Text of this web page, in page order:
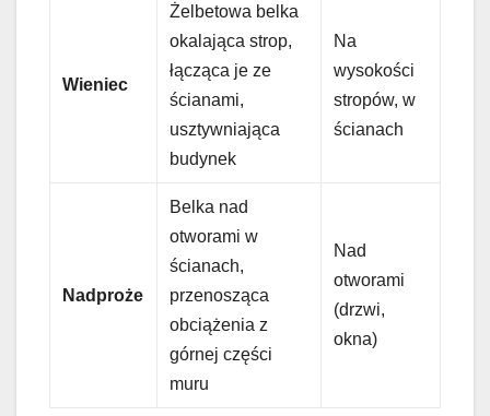
Wieniec
Żelbetowa belka
okalająca strop,
łącząca je ze
ścianami,
usztywniająca
budynek
Na
wysokości
stropów, w
ścianach
Nadproże
Belka nad
otworami w
ścianach,
przenosząca
obciążenia z
górnej części
muru
Nad
otworami
(drzwi,
okna)